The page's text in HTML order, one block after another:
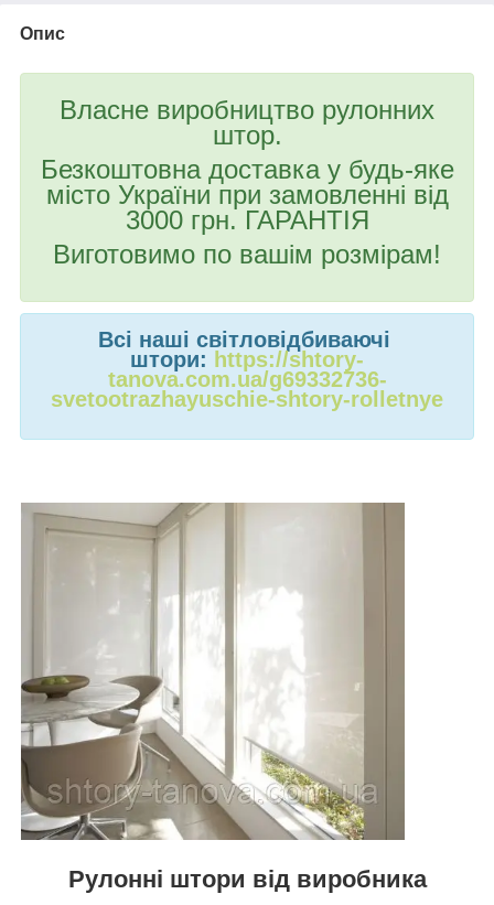
Опис
Власне виробництво рулонних
штор.
Безкоштовна доставка у будь-яке
місто України при замовленні від
3000 грн. ГАРАНТІЯ
Виготовимо по вашім розмірам!
Всі наші світловідбиваючі
штори: https://shtory-
tanova.com.ua/g69332736-
svetootrazhayuschie-shtory-rolletnye
Рулонні штори від виробника